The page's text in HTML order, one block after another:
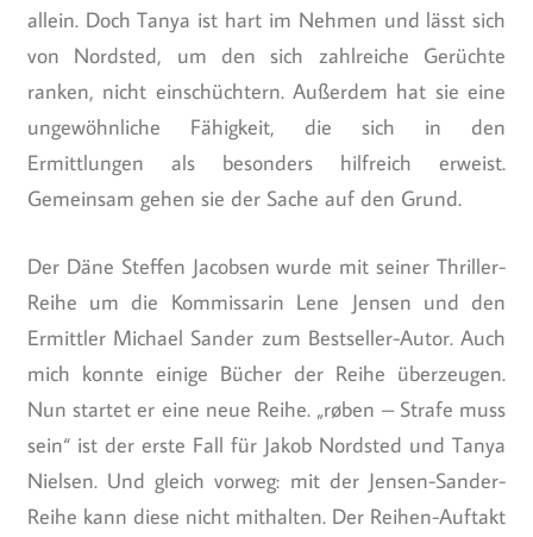
allein. Doch Tanya ist hart im Nehmen und lässt sich
von Nordsted, um den sich zahlreiche Gerüchte
ranken, nicht einschüchtern. Außerdem hat sie eine
ungewöhnliche Fähigkeit, die sich in den
Ermittlungen als besonders hilfreich erweist.
Gemeinsam gehen sie der Sache auf den Grund.
Der Däne Steffen Jacobsen wurde mit seiner Thriller-
Reihe um die Kommissarin Lene Jensen und den
Ermittler Michael Sander zum Bestseller-Autor. Auch
mich konnte einige Bücher der Reihe überzeugen.
Nun startet er eine neue Reihe. „røben – Strafe muss
sein“ ist der erste Fall für Jakob Nordsted und Tanya
Nielsen. Und gleich vorweg: mit der Jensen-Sander-
Reihe kann diese nicht mithalten. Der Reihen-Auftakt